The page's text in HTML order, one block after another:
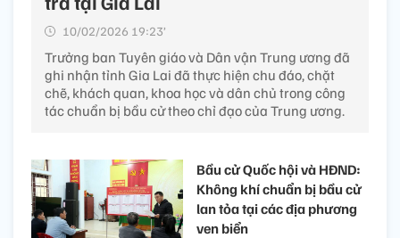
10/02/2026 19:23’
Trưởng ban Tuyên giáo và Dân vận Trung ương đã
ghi nhận tỉnh Gia Lai đã thực hiện chu đáo, chặt
chẽ, khách quan, khoa học và dân chủ trong công
tác chuẩn bị bầu cử theo chỉ đạo của Trung ương.
Bầu cử Quốc hội và HĐND:
Không khí chuẩn bị bầu cử
lan tỏa tại các địa phương
ven biển